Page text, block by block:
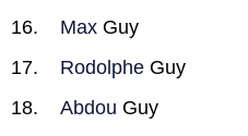
Max Guy
Rodolphe Guy
Abdou Guy